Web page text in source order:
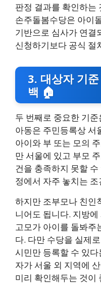
판정 결과를 확인하는
손주돌봄수당은 아이
기반으로 심사가 연결
신청하기보다 공식 절
3. 대상자 기
백 🏠
두 번째로 중요한 기
아동은 주민등록상 서
아이와 부 또는 모의
만 서울에 있고 부모
건을 충족하지 못할
정에서 자주 놓치는
하지만 조부모나 친인
니어도 됩니다. 지방
고모가 아이를 돌봐주
다. 다만 수당을 실제
시민만 등록할 수 있
자가 서울 외 지역에
미리 확인해두는 것이